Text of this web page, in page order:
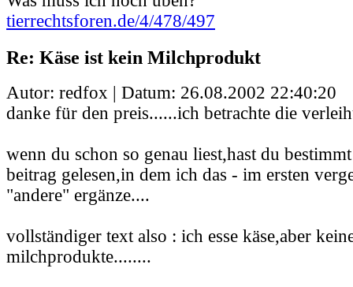
tierrechtsforen.de/4/478/497
Re: Käse ist kein Milchprodukt
Autor: redfox | Datum: 26.08.2002 22:40:20
danke für den preis......ich betrachte die
wenn du schon so genau liest,hast du
beitrag gelesen,in dem ich das - im ersten
"andere" ergänze....
vollständiger text also : ich esse käse,aber
milchprodukte........